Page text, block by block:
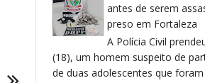
antes de serem
preso em Fortaleza
A Polícia Civil
(18), um homem suspeito de
de duas adolescentes que